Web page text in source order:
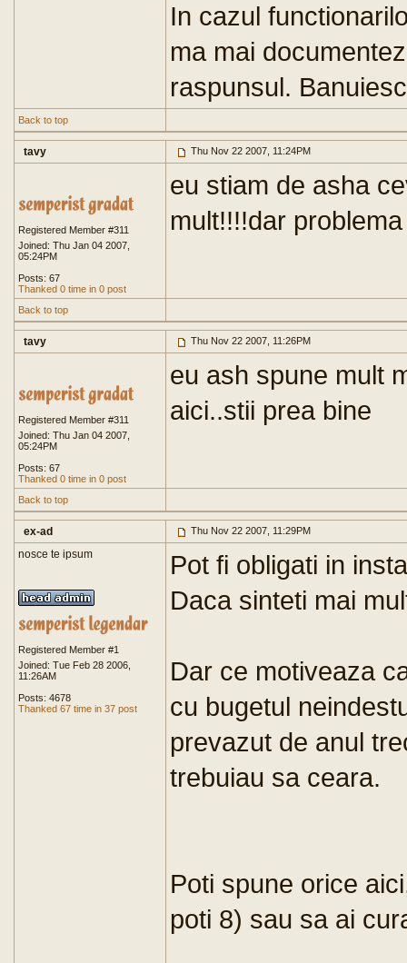
In cazul
ma mai
raspunsul.
Back to top
tavy Thu Nov 22 2007, 11:24PM
Registered Member #311
Joined: Thu Jan 04 2007,
05:24PM
Posts: 67
Thanked 0 time in 0 post
eu stiam de asha
mult!!!!dar
Back to top
tavy Thu Nov 22 2007, 11:26PM
Registered Member #311
Joined: Thu Jan 04 2007,
05:24PM
Posts: 67
Thanked 0 time in 0 post
eu ash spune mult
aici..stii prea bine
Back to top
ex-ad Thu Nov 22 2007, 11:29PM
nosce te ipsum
Registered Member #1
Joined: Tue Feb 28 2006,
11:26AM
Posts: 4678
Thanked 67 time in 37 post
Pot fi obligati in
Daca sinteti mai
Dar ce motiveaza
cu bugetul
prevazut de anul
trebuiau sa ceara.
Poti spune orice
poti 8) sau sa ai